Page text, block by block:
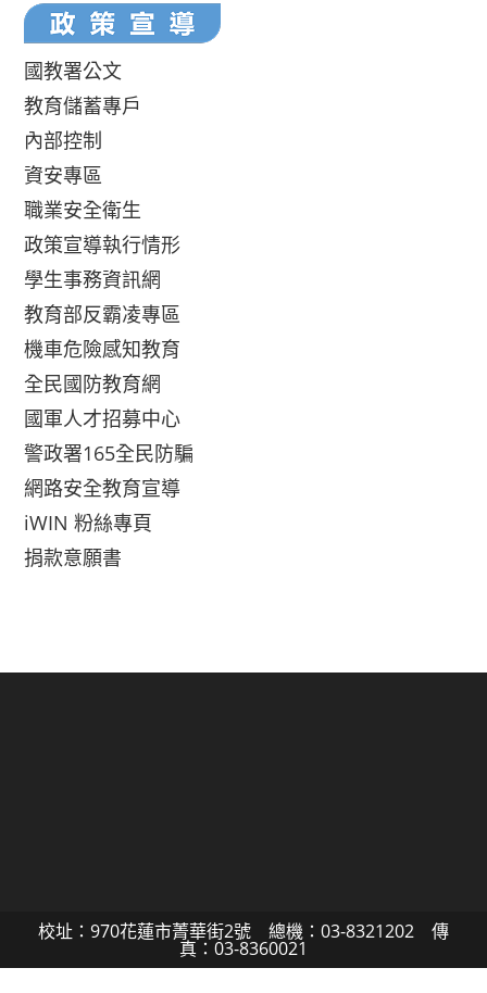
國教署公文
教育儲蓄專戶
內部控制
資安專區
職業安全衛生
政策宣導執行情形
學生事務資訊網
教育部反霸凌專區
機車危險感知教育
全民國防教育網
國軍人才招募中心
警政署165全民防騙
網路安全教育宣導
iWIN 粉絲專頁
捐款意願書
校址：970花蓮市菁華街2號 總機：03-8321202 傳
真：03-8360021